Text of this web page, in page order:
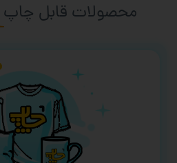
محصولات قابل چاپ